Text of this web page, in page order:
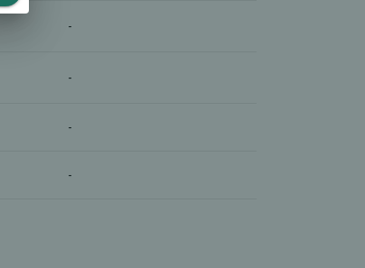
-
-
-
-